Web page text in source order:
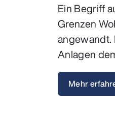
Ein Begriff
Grenzen
angewandt.
Anlagen
Mehr